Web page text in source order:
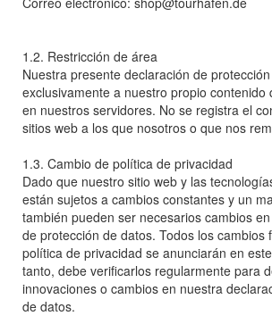
1.2. Restricción de área
Nuestra presente declaración de
exclusivamente a nuestro propio contenido
en nuestros servidores. No se registra el
sitios web a los que nosotros o que nos
1.3. Cambio de política de privacidad
Dado que nuestro sitio web y las
están sujetos a cambios constantes y un
también pueden ser necesarios cambios
de protección de datos. Todos los cambios
política de privacidad se anunciarán en
tanto, debe verificarlos regularmente para
innovaciones o cambios en nuestra
de datos.